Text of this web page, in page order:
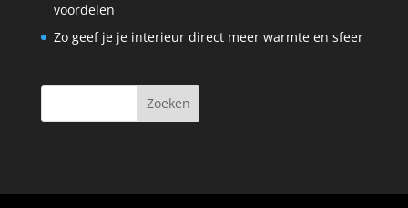
voordelen
Zo geef je je interieur direct meer warmte en sfeer